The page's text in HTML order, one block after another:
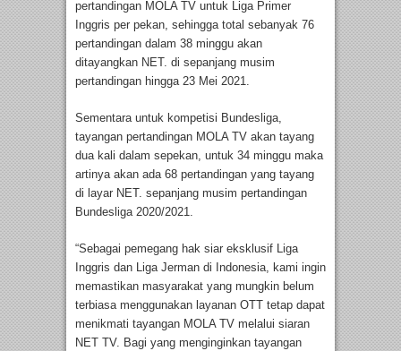
pertandingan MOLA TV untuk Liga Primer
Inggris per pekan, sehingga total sebanyak 76
pertandingan dalam 38 minggu akan
ditayangkan NET. di sepanjang musim
pertandingan hingga 23 Mei 2021.
Sementara untuk kompetisi Bundesliga,
tayangan pertandingan MOLA TV akan tayang
dua kali dalam sepekan, untuk 34 minggu maka
artinya akan ada 68 pertandingan yang tayang
di layar NET. sepanjang musim pertandingan
Bundesliga 2020/2021.
“Sebagai pemegang hak siar eksklusif Liga
Inggris dan Liga Jerman di Indonesia, kami ingin
memastikan masyarakat yang mungkin belum
terbiasa menggunakan layanan OTT tetap dapat
menikmati tayangan MOLA TV melalui siaran
NET TV. Bagi yang menginginkan tayangan